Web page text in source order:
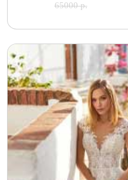
65000 р.